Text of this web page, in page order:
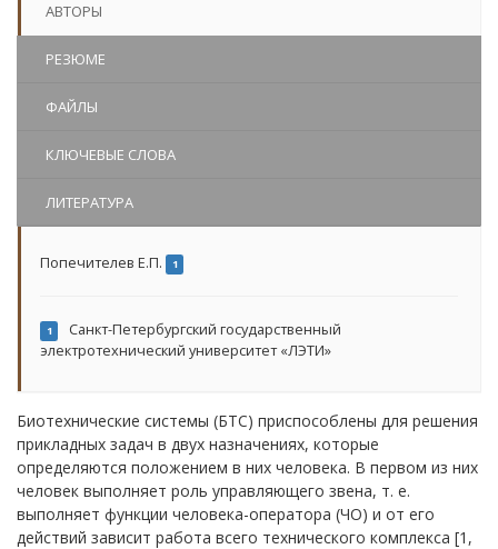
АВТОРЫ
РЕЗЮМЕ
ФАЙЛЫ
КЛЮЧЕВЫЕ СЛОВА
ЛИТЕРАТУРА
Попечителев Е.П. 1
1
Санкт-Петербургский государственный
электротехнический университет «ЛЭТИ»
Биотехнические системы (БТС) приспособлены для решения
прикладных задач в двух назначениях, которые
определяются положением в них человека. В первом из них
человек выполняет роль управляющего звена, т. е.
выполняет функции человека-оператора (ЧО) и от его
действий зависит работа всего технического комплекса [1,